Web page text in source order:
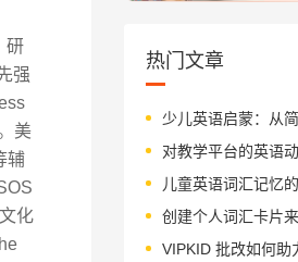
研
强
美
辅
化
热门文章
少儿英语启蒙：从
对教学平台的英语
儿童英语词汇记忆
创建个人词汇卡片
VIPKID 批改如何助